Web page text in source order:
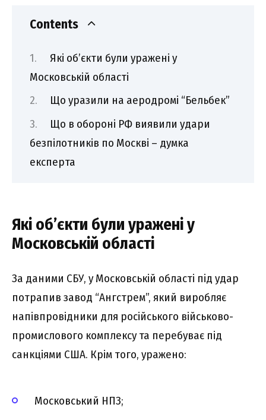
Contents
Які об’єкти були уражені у
Московській області
Що уразили на аеродромі “Бельбек”
Що в обороні РФ виявили удари
безпілотників по Москві – думка
експерта
Які об’єкти були уражені у
Московській області
За даними СБУ, у Московській області під удар
потрапив завод “Ангстрем”, який виробляє
напівпровідники для російського військово-
промислового комплексу та перебуває під
санкціями США. Крім того, уражено:
Московський НПЗ;